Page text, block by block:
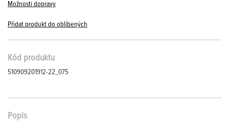
Možnosti dopravy
Přidat produkt do oblíbených
Kód produktu
510909201912-22_075
Popis